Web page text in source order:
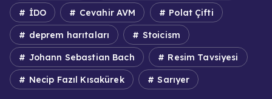
İDO Cevahir AVM Polat Çifti
deprem harıtaları Stoicism
Johann Sebastian Bach Resim Tavsiyesi
Necip Fazıl Kısakürek Sarıyer